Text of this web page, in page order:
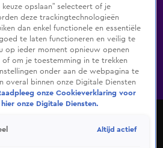
Programma's De Bondgenoten
Shop
gaan de BN'ers het avontuur aan
opslaan” selecteert of je
deze trackingtechnologieën
dan enkel functionele en essentiële
te laten functioneren en veilig te
op ieder moment opnieuw openen
of om je toestemming in te trekken
onder aan de webpagina te
overal binnen onze Digitale Diensten
onze Cookieverklaring voor
hier onze Digitale Diensten.
Altijd actief